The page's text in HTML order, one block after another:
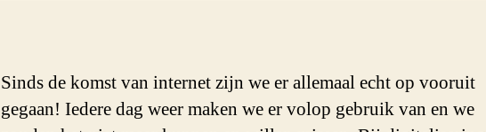
Sinds de komst van internet zijn we er allemaal echt op vooruit
gegaan! Iedere dag weer maken we er volop gebruik van en we